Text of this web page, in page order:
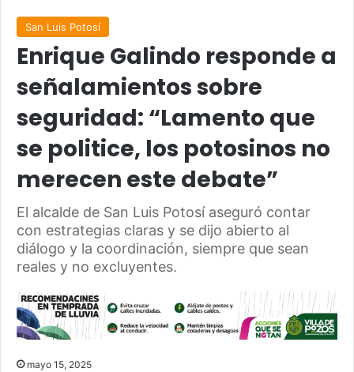
San Luis Potosí
Enrique Galindo responde a
señalamientos sobre
seguridad: “Lamento que
se politice, los potosinos no
merecen este debate”
El alcalde de San Luis Potosí aseguró contar
con estrategias claras y se dijo abierto al
diálogo y la coordinación, siempre que sean
reales y no excluyentes.
mayo 15, 2025